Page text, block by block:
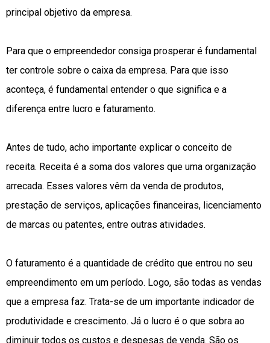
principal objetivo da empresa.
Para que o empreendedor consiga prosperar é fundamental
ter controle sobre o caixa da empresa. Para que isso
aconteça, é fundamental entender o que significa e a
diferença entre lucro e faturamento.
Antes de tudo, acho importante explicar o conceito de
receita. Receita é a soma dos valores que uma organização
arrecada. Esses valores vêm da venda de produtos,
prestação de serviços, aplicações financeiras, licenciamento
de marcas ou patentes, entre outras atividades.
O faturamento é a quantidade de crédito que entrou no seu
empreendimento em um período. Logo, são todas as vendas
que a empresa faz. Trata-se de um importante indicador de
produtividade e crescimento. Já o lucro é o que sobra ao
diminuir todos os custos e despesas de venda. São os